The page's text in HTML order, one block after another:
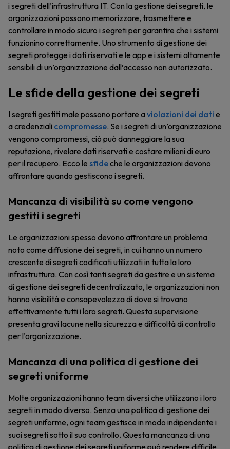
i segreti dell’infrastruttura IT. Con la gestione dei segreti, le
organizzazioni possono memorizzare, trasmettere e
controllare in modo sicuro i segreti per garantire che i sistemi
funzionino correttamente. Uno strumento di gestione dei
segreti protegge i dati riservati e le app e i sistemi altamente
sensibili di un’organizzazione dall’accesso non autorizzato.
Le sfide della gestione dei segreti
I segreti gestiti male possono portare aviolazioni dei dati e
a credenziali compromesse. Se i segreti di un’organizzazione
vengono compromessi, ciò può danneggiare la sua
reputazione, rivelare dati riservati e costare milioni di euro
per il recupero. Ecco le sfideche le organizzazioni devono
affrontare quando gestiscono i segreti.
Mancanza di visibilità su come vengono
gestiti i segreti
Le organizzazioni spesso devono affrontare un problema
noto come diffusione dei segreti, in cui hanno un numero
crescente di segreti codificati utilizzati in tutta la loro
infrastruttura. Con così tanti segreti da gestire e un sistema
di gestione dei segreti decentralizzato, le organizzazioni non
hanno visibilità e consapevolezza di dove si trovano
effettivamente tutti i loro segreti. Questa supervisione
presenta gravi lacune nella sicurezza e difficoltà di controllo
per l’organizzazione.
Mancanza di una politica di gestione dei
segreti uniforme
Molte organizzazioni hanno team diversi che utilizzano i loro
segreti in modo diverso. Senza una politica di gestione dei
segreti uniforme, ogni team gestisce in modo indipendente i
suoi segreti sotto il suo controllo. Questa mancanza di una
politica di gestione dei segreti uniforme può rendere difficile